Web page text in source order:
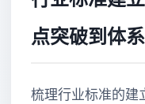
点突破到体
梳理行业标准的建